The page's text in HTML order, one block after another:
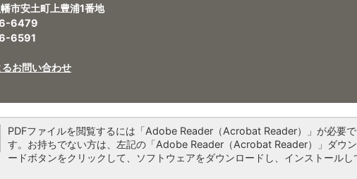
市安土町上豊浦1番地
6479
6591
お問い合わせ
PDFファイルを閲覧するには「Adobe Reader（Acrobat Reader）」が必要で
す。お持ちでない方は、左記の「Adobe Reader（Acrobat Reader）」ダウ
ードボタンをクリックして、ソフトウェアをダウンロードし、インストールし